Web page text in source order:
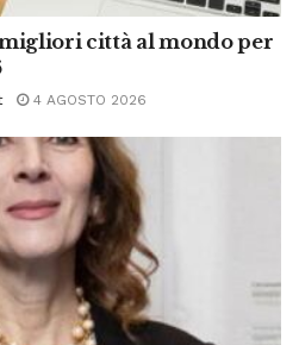
città al mondo per
4 AGOSTO 2026